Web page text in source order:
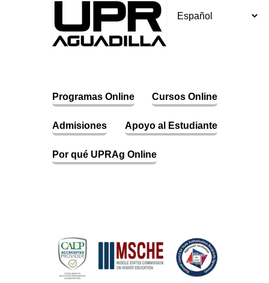
Programas Online Cursos Online
Admisiones Apoyo al Estudiante
Por qué UPRAg Online